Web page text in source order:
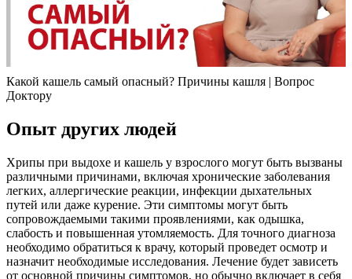
Какой кашель самый опасный? Причины кашля | Вопрос
Доктору
Опыт других людей
Хрипы при выдохе и кашель у взрослого могут быть вызваны
различными причинами, включая хронические заболевания
легких, аллергические реакции, инфекции дыхательных
путей или даже курение. Эти симптомы могут быть
сопровождаемыми такими проявлениями, как одышка,
слабость и повышенная утомляемость. Для точного диагноза
необходимо обратиться к врачу, который проведет осмотр и
назначит необходимые исследования. Лечение будет зависеть
от основной причины симптомов, но обычно включает в себя